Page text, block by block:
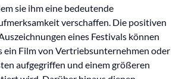
sie ihm eine bedeutende
verschaffen. Die positiven
eines Festivals können
ein Film von Vertriebsunternehmen oder
aufgegriffen und einem größeren